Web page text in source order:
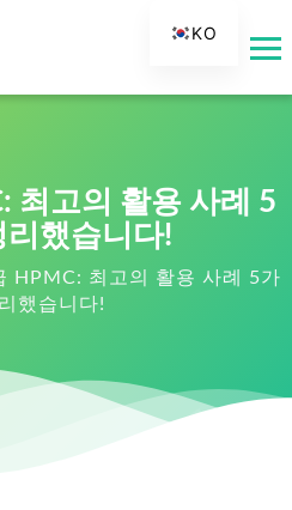
최고의 활용 사례 5
리했습니다!
HPMC: 최고의 활용 사례 5가
했습니다!
KO
ES
RU
FI